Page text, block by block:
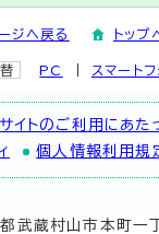
ジへ戻る トップ
PC スマートフ
サイトのご利用にあた
個人情報利用規
武蔵村山市本町一